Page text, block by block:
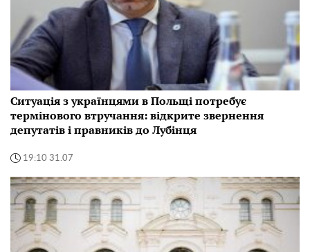
Ситуація з українцями в Польщі потребує
термінового втручання: відкрите звернення
депутатів і правників до Лубінця
19:10 31.07